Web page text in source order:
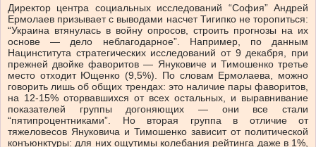
Директор центра социальных исследований “София” Андрей
Ермолаев призывает с выводами насчет Тигипко не торопиться:
“Украина втянулась в войну опросов, строить прогнозы на их
основе — дело неблагодарное”. Например, по данным
Нацинститута стратегических исследований от 9 декабря, при
прежней двойке фаворитов — Януковиче и Тимошенко третье
место отходит Ющенко (9,5%). По словам Ермолаева, можно
говорить лишь об общих трендах: это наличие пары фаворитов,
на 12-15% оторвавшихся от всех остальных, и выравнивание
показателей группы догоняющих — они все стали
“пятипроцентниками”. Но вторая группа в отличие от
тяжеловесов Януковича и Тимошенко зависит от политической
конъюнктуры: для них ощутимы колебания рейтинга даже в 1%,